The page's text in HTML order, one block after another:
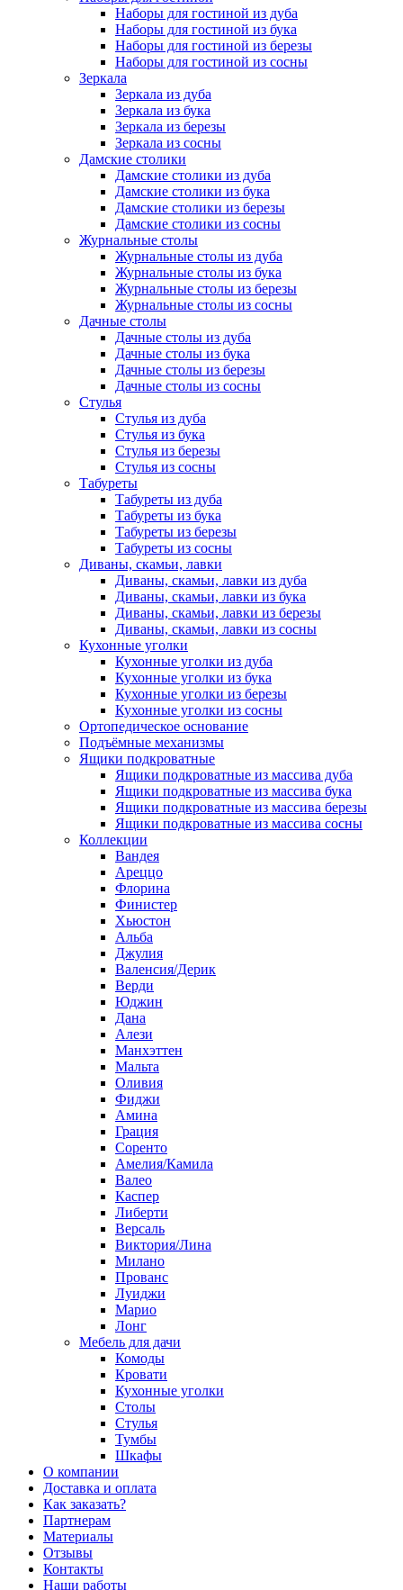
Наборы для гостиной из дуба
Наборы для гостиной из бука
Наборы для гостиной из березы
Наборы для гостиной из сосны
Зеркала
Зеркала из дуба
Зеркала из бука
Зеркала из березы
Зеркала из сосны
Дамские столики
Дамские столики из дуба
Дамские столики из бука
Дамские столики из березы
Дамские столики из сосны
Журнальные столы
Журнальные столы из дуба
Журнальные столы из бука
Журнальные столы из березы
Журнальные столы из сосны
Дачные столы
Дачные столы из дуба
Дачные столы из бука
Дачные столы из березы
Дачные столы из сосны
Стулья
Стулья из дуба
Стулья из бука
Стулья из березы
Стулья из сосны
Табуреты
Табуреты из дуба
Табуреты из бука
Табуреты из березы
Табуреты из сосны
Диваны, скамьи, лавки
Диваны, скамьи, лавки из дуба
Диваны, скамьи, лавки из бука
Диваны, скамьи, лавки из березы
Диваны, скамьи, лавки из сосны
Кухонные уголки
Кухонные уголки из дуба
Кухонные уголки из бука
Кухонные уголки из березы
Кухонные уголки из сосны
Ортопедическое основание
Подъёмные механизмы
Ящики подкроватные
Ящики подкроватные из массива дуба
Ящики подкроватные из массива бука
Ящики подкроватные из массива березы
Ящики подкроватные из массива сосны
Коллекции
Вандея
Ареццо
Флорина
Финистер
Хьюстон
Альба
Джулия
Валенсия/Дерик
Верди
Юджин
Дана
Алези
Манхэттен
Мальта
Оливия
Фиджи
Амина
Грация
Соренто
Амелия/Камила
Валео
Каспер
Либерти
Версаль
Виктория/Лина
Милано
Прованс
Луиджи
Марио
Лонг
Мебель для дачи
Комоды
Кровати
Кухонные уголки
Столы
Стулья
Тумбы
Шкафы
О компании
Доставка и оплата
Как заказать?
Партнерам
Материалы
Отзывы
Контакты
Наши работы